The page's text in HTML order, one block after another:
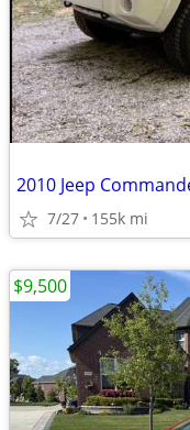
2010 Jeep
7/27 155k mi
$9,500